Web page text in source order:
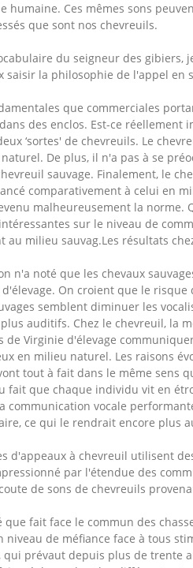
humaine. Ces mêmes sons
que sont nos chevreuils.
du seigneur des gibiers,
saisir la philosophie de l'appel en
que commerciales
des enclos. Est-ce
‘sortes' de chevreuils. Le
De plus, il n'a pas à se
sauvage. Finalement, le
comparativement à celui en
malheureusement la norme.
sur le niveau de
milieu sauvag.Les résultats
n'a noté que les chevaux
On croient que le
semblent diminuer les
auditifs. Chez le chevreuil, la
de Virginie d'élevage
en milieu naturel. Les raisons
tout à fait dans le même sens
fait que chaque individu vit en
vocale
ce qui le rendrait encore plus
d'appeaux à chevreuil utilisent
par l'étendue des
de sons de chevreuils
fait face le commun des
niveau de méfiance face à tous
qui prévaut depuis plus de trente